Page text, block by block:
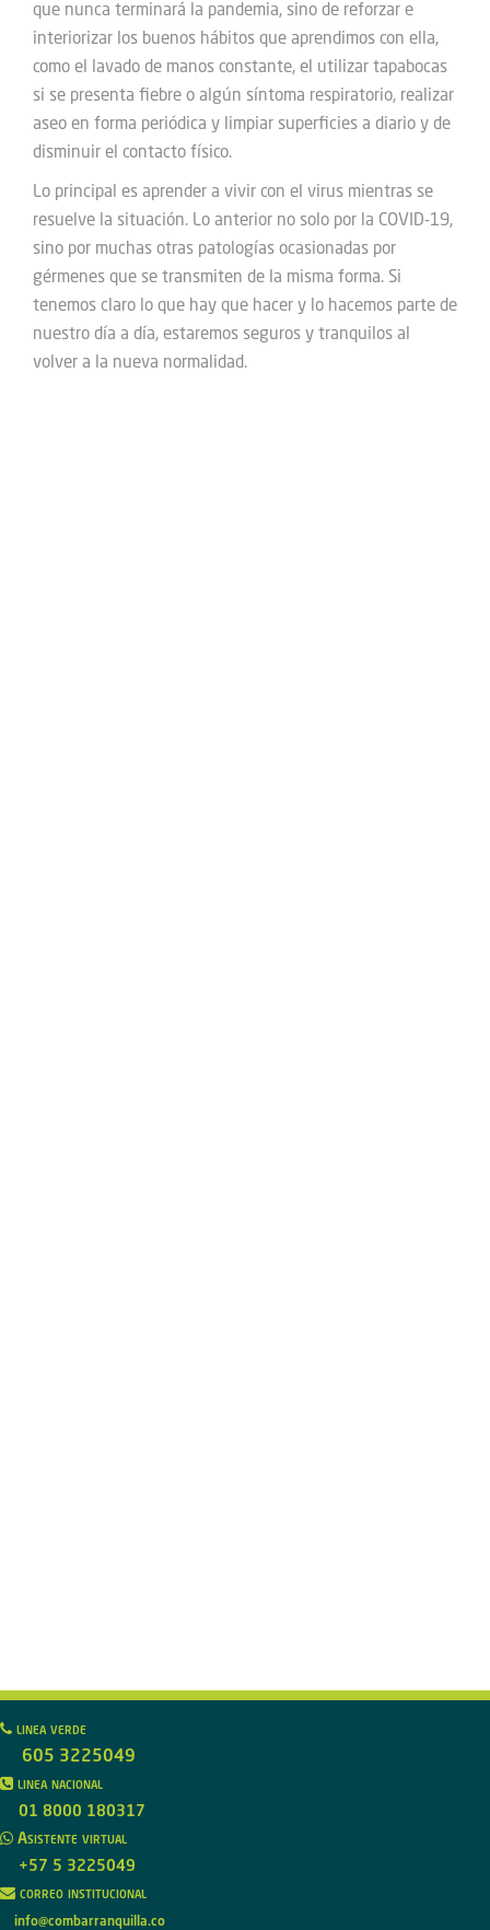
que nunca terminará la pandemia, sino de reforzar e
interiorizar los buenos hábitos que aprendimos con ella,
como el lavado de manos constante, el utilizar tapabocas
si se presenta fiebre o algún síntoma respiratorio, realizar
aseo en forma periódica y limpiar superficies a diario y de
disminuir el contacto físico.
Lo principal es aprender a vivir con el virus mientras se
resuelve la situación. Lo anterior no solo por la COVID-19,
sino por muchas otras patologías ocasionadas por
gérmenes que se transmiten de la misma forma. Si
tenemos claro lo que hay que hacer y lo hacemos parte de
nuestro día a día, estaremos seguros y tranquilos al
volver a la nueva normalidad.
linea verde
605 3225049
linea nacional
01 8000 180317
Asistente virtual
+57 5 3225049
correo institucional
info@combarranquilla.co